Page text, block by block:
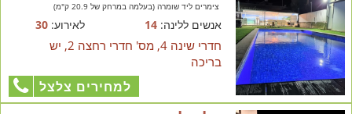
צימרים ליד שומרה (בעלמה במרחק של 20.9 ק"מ)
אנשים ללינה:14 לאירוע:30
חדרי שינה 4, מס' חדרי רחצה 2, יש
בריכה
למחירים צלצל